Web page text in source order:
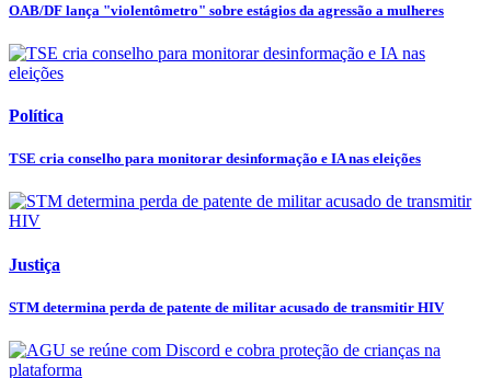
OAB/DF lança "violentômetro" sobre estágios da agressão a mulheres
Política
TSE cria conselho para monitorar desinformação e IA nas eleições
Justiça
STM determina perda de patente de militar acusado de transmitir HIV